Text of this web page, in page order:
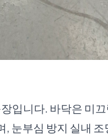
입니다. 바닥은 미
눈부심 방지 실내